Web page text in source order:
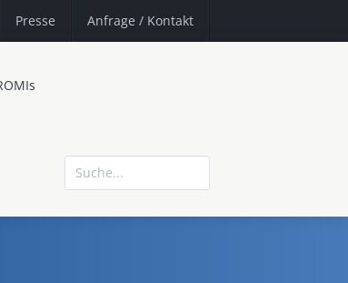
Presse Anfrage / Kontakt